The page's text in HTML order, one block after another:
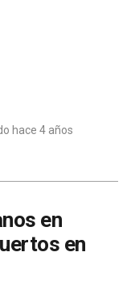
hace 4 años
en
en